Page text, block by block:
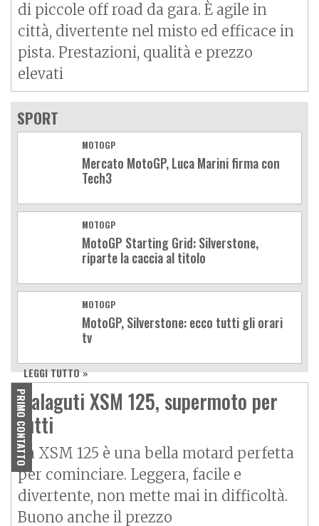
di piccole off road da gara. È agile in
città, divertente nel misto ed efficace in
pista. Prestazioni, qualità e prezzo
elevati
SPORT
MOTOGP
Mercato MotoGP, Luca Marini firma con
Tech3
MOTOGP
MotoGP Starting Grid: Silverstone,
riparte la caccia al titolo
MOTOGP
MotoGP, Silverstone: ecco tutti gli orari
tv
LEGGI TUTTO »
PRIMO CONTATTO
Malaguti XSM 125, supermoto per
tutti
La XSM 125 è una bella motard perfetta
per cominciare. Leggera, facile e
divertente, non mette mai in difficoltà.
Buono anche il prezzo